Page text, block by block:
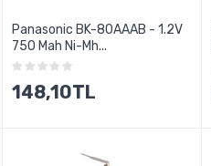
Panasonic BK-80AAAB - 1.2V
750 Mah Ni-Mh...
148,10TL